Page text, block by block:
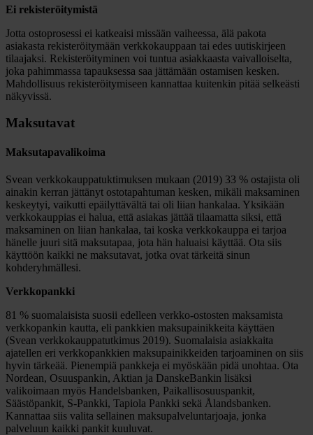
Ei rekisteröitymistä
Jotta ostoprosessi ei katkeaisi missään vaiheessa, älä pakota
asiakasta rekisteröitymään verkkokauppaan tai edes uutiskirjeen
tilaajaksi. Rekisteröityminen voi tuntua asiakkaasta vaivalloiselta,
joka pahimmassa tapauksessa saa jättämään ostamisen kesken.
Mahdollisuus rekisteröitymiseen kannattaa kuitenkin pitää selkeästi
näkyvissä.
Maksutavat
Maksutapavalikoima
Svean verkkokauppatuktimuksen mukaan (2019) 33 % ostajista oli
ainakin kerran jättänyt ostotapahtuman kesken, mikäli maksaminen
keskeytyi, vaikutti epäilyttävältä tai oli liian hankalaa. Yksikään
verkkokauppias ei halua, että asiakas jättää tilaamatta siksi, että
maksaminen on liian hankalaa, tai koska verkkokauppa ei tarjoa
hänelle juuri sitä maksutapaa, jota hän haluaisi käyttää. Ota siis
käyttöön kaikki ne maksutavat, jotka ovat tärkeitä sinun
kohderyhmällesi.
Verkkopankki
81 % suomalaisista suosii edelleen verkko-ostosten maksamista
verkkopankin kautta, eli pankkien maksupainikkeita käyttäen
(Svean verkkokauppatutkimus 2019). Suomalaisia asiakkaita
ajatellen eri verkkopankkien maksupainikkeiden tarjoaminen on siis
hyvin tärkeää. Pienempiä pankkeja ei myöskään pidä unohtaa. Ota
Nordean, Osuuspankin, Aktian ja DanskeBankin lisäksi
valikoimaan myös Handelsbanken, Paikallisosuuspankit,
Säästöpankit, S-Pankki, Tapiola Pankki sekä Ålandsbanken.
Kannattaa siis valita sellainen maksupalveluntarjoaja, jonka
palveluun kaikki pankit kuuluvat.